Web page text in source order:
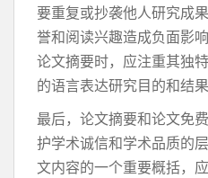
要重复或抄袭他人研究成
誉和阅读兴趣造成负面影
论文摘要时，应注重其独
的语言表达研究目的和结果
最后，论文摘要和论文免
护学术诚信和学术品质的
文内容的一个重要概括，